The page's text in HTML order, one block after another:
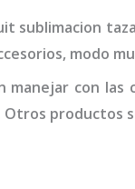
sublimacion
modo
manejar con las
Otros productos